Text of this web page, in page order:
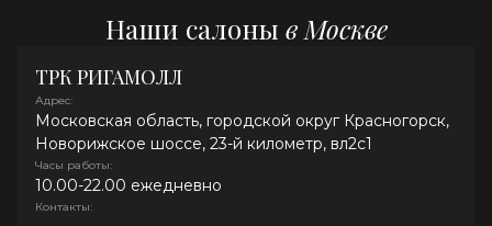
Наши салоны в Москве
ТРК РИГАМОЛЛ
Адрес:
Московская область, городской округ Красногорск,
Новорижское шоссе, 23-й километр, вл2с1
Часы работы:
10.00-22.00 ежедневно
Контакты: